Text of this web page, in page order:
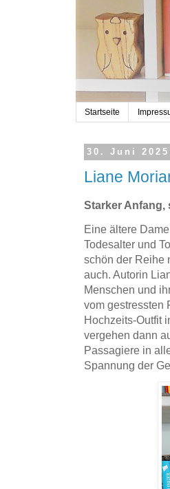
Startseite
30. Juni 2025
Liane
Starker Anfang,
Eine ältere
Todesalter und
schön der Reihe
auch. Autorin
Menschen und
vom gestressten
Hochzeits-Outfit
vergehen dann
Passagiere in
Spannung der